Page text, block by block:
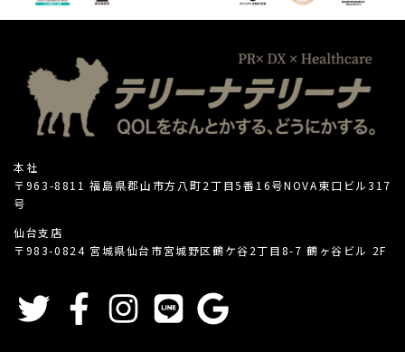
本社
〒963-8811 福島県郡山市方八町2丁目5番16号NOVA東口ビル317
号
仙台支店
〒983-0824 宮城県仙台市宮城野区鶴ケ谷2丁目8-7 鶴ヶ谷ビル 2F